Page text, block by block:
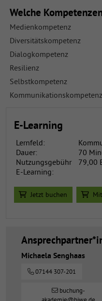
Welche
Medienkompetenz
Diversitätskompetenz
Dialogkompetenz
Resilienz
Selbstkompetenz
Kommunikationskompetenz
E-Learning
Lernfeld:
Dauer:
70
Nutzungsgebühr
E-Learning:
79,00
Jetzt buchen
Michaela Senghaas
07144 307-201
buchung-